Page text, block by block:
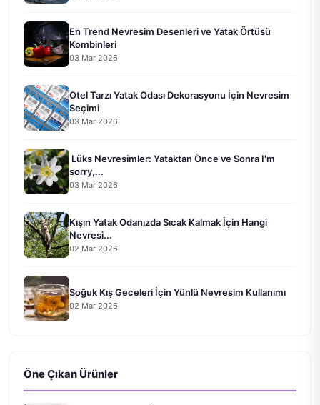
En Trend Nevresim Desenleri ve Yatak Örtüsü
Kombinleri
03 Mar 2026
Otel Tarzı Yatak Odası Dekorasyonu İçin Nevresim
Seçimi
03 Mar 2026
Lüks Nevresimler: Yataktan Önce ve Sonra I'm
sorry,...
03 Mar 2026
Kışın Yatak Odanızda Sıcak Kalmak İçin Hangi
Nevresi...
02 Mar 2026
Soğuk Kış Geceleri İçin Yünlü Nevresim Kullanımı
02 Mar 2026
Öne Çıkan Ürünler